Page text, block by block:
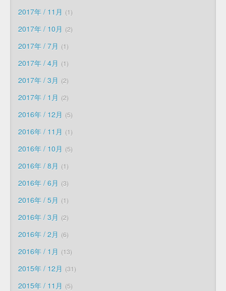
2017年 / 11月 1
2017年 / 10月 2
2017年 / 7月 1
2017年 / 4月 1
2017年 / 3月 2
2017年 / 1月 2
2016年 / 12月 5
2016年 / 11月 1
2016年 / 10月 5
2016年 / 8月 1
2016年 / 6月 3
2016年 / 5月 1
2016年 / 3月 2
2016年 / 2月 6
2016年 / 1月 13
2015年 / 12月 31
2015年 / 11月 5